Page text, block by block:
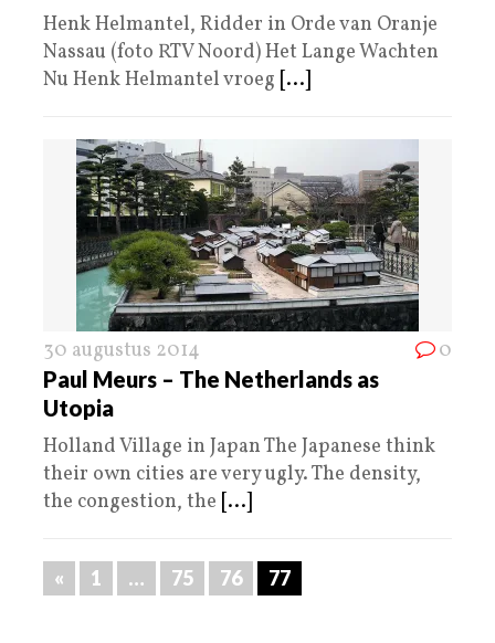
Henk Helmantel, Ridder in Orde van Oranje
Nassau (foto RTV Noord) Het Lange Wachten
Nu Henk Helmantel vroeg [...]
30 augustus 2014 0
Paul Meurs – The Netherlands as
Utopia
Holland Village in Japan The Japanese think
their own cities are very ugly. The density,
the congestion, the [...]
« 1 … 75 76 77